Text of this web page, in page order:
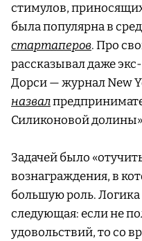
стимулов,
была популярна в
стартаперов. Про
рассказывал даже
Дорси — журнал New
назвал
Силиконовой
Задачей было
вознаграждения, в
большую роль.
следующая: если не
удовольствий, то со